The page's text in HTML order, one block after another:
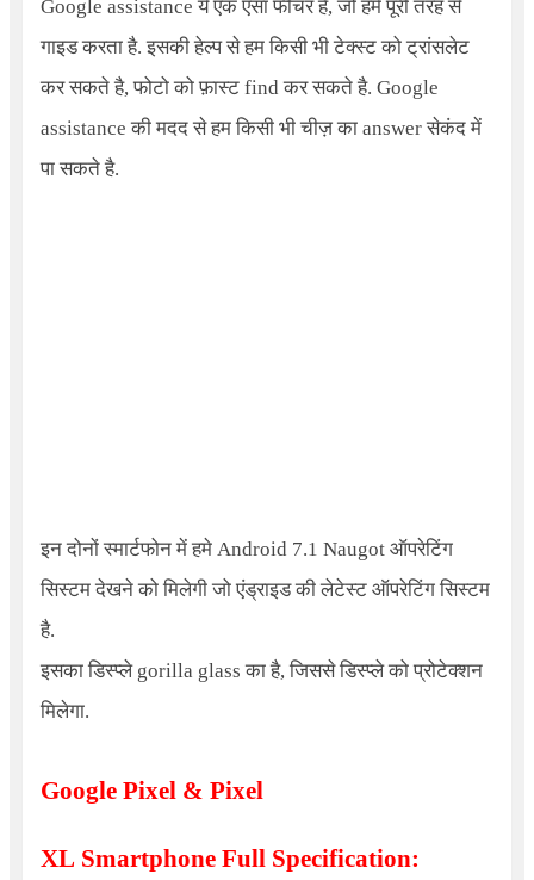
Google assistance ये एक एसा फीचर है, जो हमे पूरी तरह से
गाइड करता है. इसकी हेल्प से हम किसी भी टेक्स्ट को ट्रांसलेट
कर सकते है, फोटो को फ़ास्ट find कर सकते है. Google
assistance की मदद से हम किसी भी चीज़ का answer सेकंद में
पा सकते है.
इन दोनों स्मार्टफोन में हमे Android 7.1 Naugot ऑपरेटिंग
सिस्टम देखने को मिलेगी जो एंड्राइड की लेटेस्ट ऑपरेटिंग सिस्टम
है.
इसका डिस्प्ले gorilla glass का है, जिससे डिस्प्ले को प्रोटेक्शन
मिलेगा.
Google Pixel & Pixel
XL Smartphone Full Specification: